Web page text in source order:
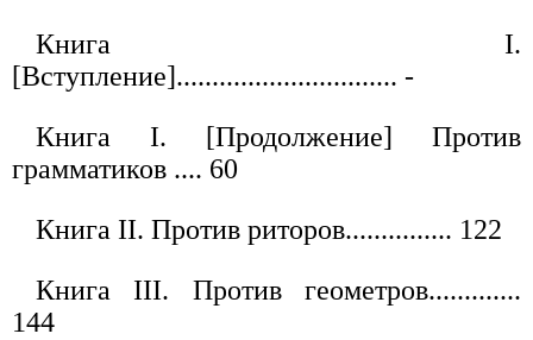
Книга I.
[Вступление]............................... -
Книга I. [Продолжение] Против
грамматиков .... 60
Книга II. Против риторов............... 122
Книга III. Против геометров.............
144